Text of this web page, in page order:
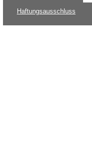
Haftungsausschluss